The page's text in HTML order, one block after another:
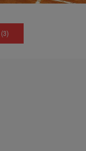
(3)